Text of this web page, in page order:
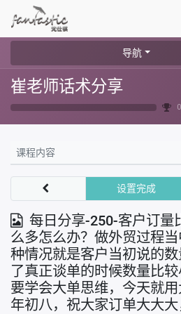
导航
崔老师话术分享
课程内容
每日分享-250-客户订量
么多怎么办？做外贸过程
种情况就是客户当初说的
了真正谈单的时候数量比
要学会大单思维，今天就
年初八，祝大家订单大大
设置完成